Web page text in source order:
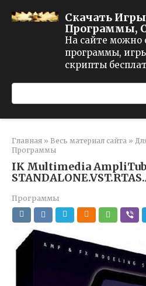
Скачать
Программы,
На сайте можно
программы,
скрипты
Главная » Весь материал сайта »
Программы
IK Multimedia
Программы